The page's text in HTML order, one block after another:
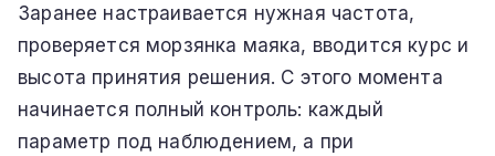
Заранее настраивается нужная частота,
проверяется морзянка маяка, вводится курс и
высота принятия решения. С этого момента
начинается полный контроль: каждый
параметр под наблюдением, а при